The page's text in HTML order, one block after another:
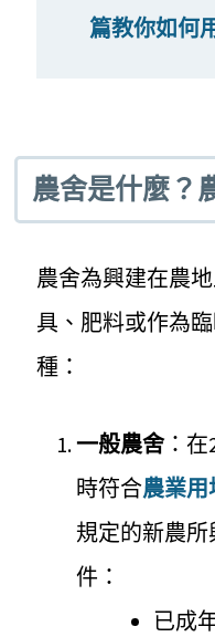
篇教你如何
農舍是什麼？
農舍為興建在農
具、肥料或作為
種：
一般農舍：在
時符合農業用
規定的新農
件：
已成